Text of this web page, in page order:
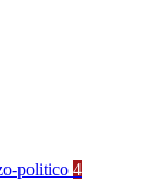
politico 4